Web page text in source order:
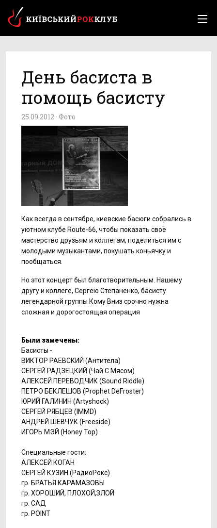
День басиста в
помощь басисту
25.09.2012 · Фото
Как всегда в сентябре, киевские басюги собрались в
уютном клубе Route-66, чтобы показать своё
мастерство друзьям и коллегам, поделиться им с
молодыми музыкантами, покушать коньячку и
пообщаться.
Но этот концерт был благотворительным. Нашему
другу и коллеге, Сергею Степаненко, басисту
легендарной группы Кому Вниз срочно нужна
сложная и дорогостоящая операция
Были замечены:
Басисты -
ВИКТОР РАЕВСКИЙ (Антитела)
СЕРГЕЙ РАДЗЕЦКИЙ (Чай С Мясом)
АЛЕКСЕЙ ПЕРЕВОДЧИК (Sound Riddle)
ПЕТРО БЕКЛЕШОВ (Prophet DeFroster)
ЮРИЙ ГАЛИНИН (Artyshock)
СЕРГЕЙ РЯБЦЕВ (IMMD)
АНДРЕЙ ШЕВЧУК (Freeside)
ИГОРЬ МЭЙ (Honey Top)
Специальные гости:
АЛЕКСЕЙ КОГАН
СЕРГЕЙ КУЗИН (РадиоРокс)
гр. БРАТЬЯ КАРАМАЗОВЫ
гр. ХОРОШИЙ, ПЛОХОЙ,ЗЛОЙ
гр. САД
гр. POINT